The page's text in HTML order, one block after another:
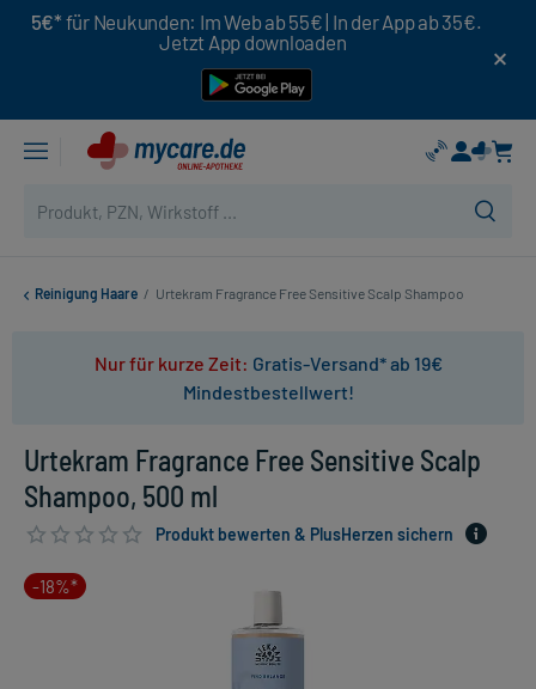
5€* für Neukunden: Im Web ab 55€ | In der App ab 35€.
Jetzt App downloaden
Reinigung Haare / Urtekram Fragrance Free Sensitive Scalp Shampoo
Nur für kurze Zeit: Gratis-Versand* ab 19€
Mindestbestellwert!
Urtekram Fragrance Free Sensitive Scalp
Shampoo, 500 ml
Produkt bewerten & PlusHerzen sichern
-18%*